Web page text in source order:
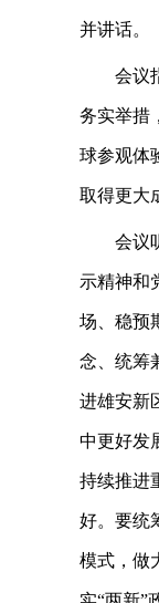
并讲话。
会议
务实举措
球参观体
取得更大
会议
示精神和
场、稳预
念、统筹
进雄安新
中更好发
持续推进
好。要统
模式，做